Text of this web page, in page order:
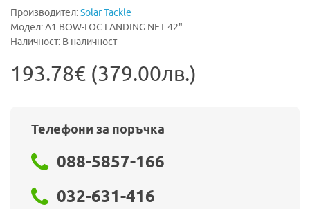
Производител:Solar Tackle
Модел: A1 BOW-LOC LANDING NET 42"
Наличност: В наличност
193.78€ (379.00лв.)
Телефони за поръчка
088-5857-166
032-631-416